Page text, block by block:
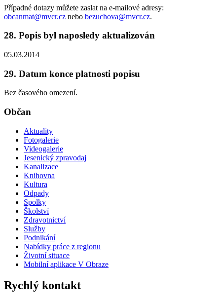
Případné dotazy můžete zaslat na e-mailové adresy:
obcanmat@mvcr.cz nebo bezuchova@mvcr.cz.
28. Popis byl naposledy aktualizován
05.03.2014
29. Datum konce platnosti popisu
Bez časového omezení.
Občan
Aktuality
Fotogalerie
Videogalerie
Jesenický zpravodaj
Kanalizace
Knihovna
Kultura
Odpady
Spolky
Školství
Zdravotnictví
Služby
Podnikání
Nabídky práce z regionu
Životní situace
Mobilní aplikace V Obraze
Rychlý kontakt